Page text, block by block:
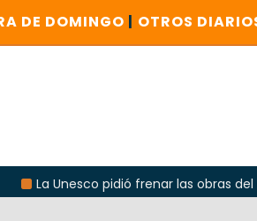
DE DOMINGO | OTROS
pidió frenar las obras del oleoducto en